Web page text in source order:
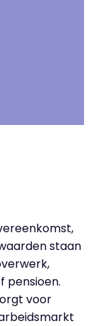
staan
pensioen.
voor